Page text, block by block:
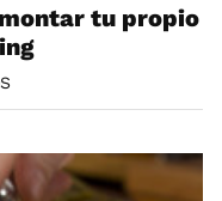
tu propio